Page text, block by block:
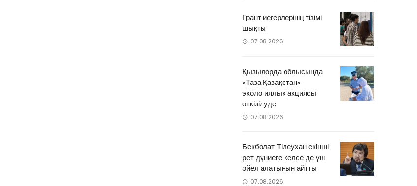
Грант иегерлерінің тізімі
шықты
07.08.2026
Қызылорда облысында
«Таза Қазақстан»
экологиялық акциясы
өткізілуде
07.08.2026
Бекболат Тілеухан екінші
рет дүниеге келсе де үш
әйел алатынын айтты
07.08.2026